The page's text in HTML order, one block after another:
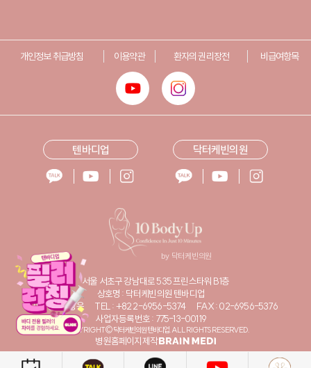
개인정보 취급방침 이용약관 환자의 권리장전 비급여항목
텐바디업 닥터케빈의원
서울 서초구 강남대로 535 프린스타워 B1층
상호명 : 닥터케빈의원 텐바디업
대표자명 : 황성웅
TEL : +82 2-6956-5374
FAX : 02-6956-5376
사업자등록번호 : 775-13-00119
COPYRIGHT© 닥터케빈의원 텐바디업. ALL RIGHTS RESERVED.
병원홈페이지제작